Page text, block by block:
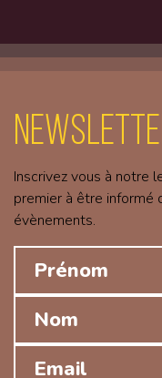
Inscrivez vous à notre
premier à être
évènements.